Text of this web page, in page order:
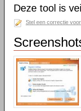
Deze tool is
Stel een correctie voor